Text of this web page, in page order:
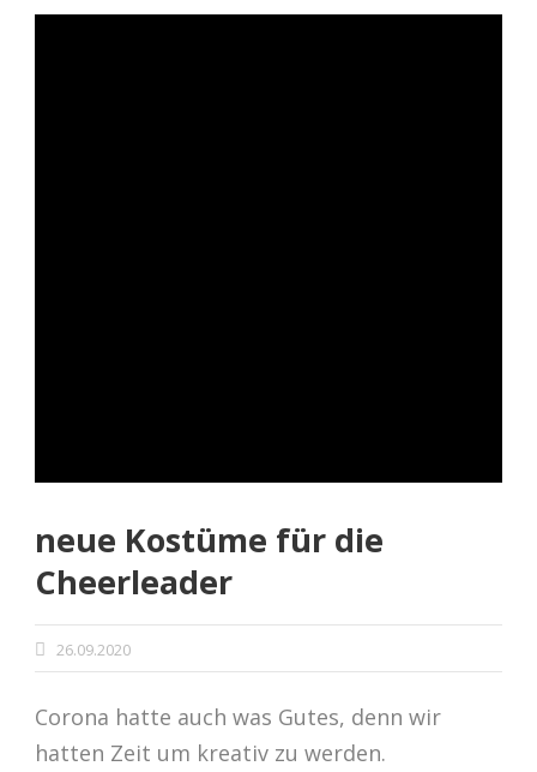
neue Kostüme für die
Cheerleader
26.09.2020
Corona hatte auch was Gutes, denn wir
hatten Zeit um kreativ zu werden.